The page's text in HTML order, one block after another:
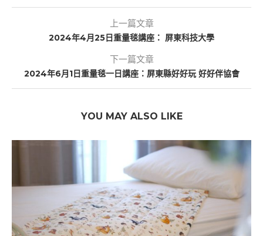
上一篇文章
2024年4⽉25⽇重量毯講座： 屏東科技大學
下一篇文章
2024年6⽉1⽇重量毯一日講座：屏東縣好好玩 好好伴協會
YOU MAY ALSO LIKE